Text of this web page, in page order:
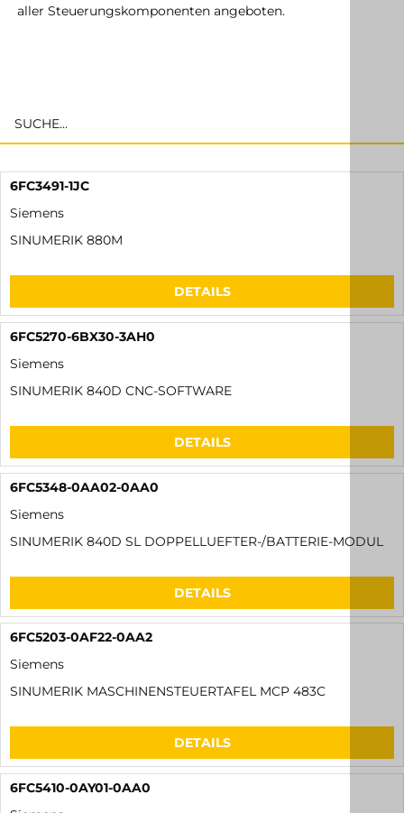
aller Steuerungskomponenten angeboten.
6FC3491-1JC
Siemens
SINUMERIK 880M
DETAILS
Siemens
SINUMERIK 840D CNC-SOFTWARE